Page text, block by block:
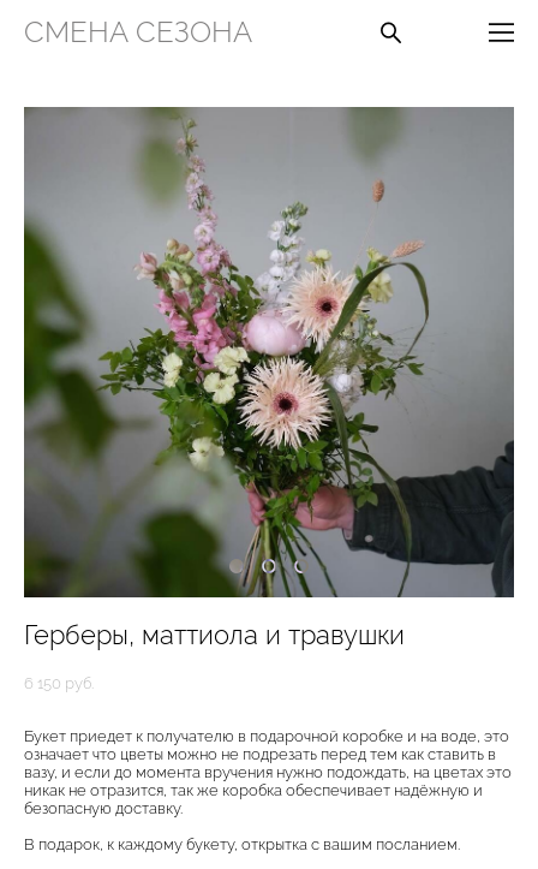
СМЕНА СЕЗОНА
Герберы, маттиола и травушки
6 150 pуб.
Букет приедет к получателю в подарочной коробке и на воде, это
означает что цветы можно не подрезать перед тем как ставить в
вазу, и если до момента вручения нужно подождать, на цветах это
никак не отразится, так же коробка обеспечивает надёжную и
безопасную доставку.
В подарок, к каждому букету, открытка с вашим посланием.